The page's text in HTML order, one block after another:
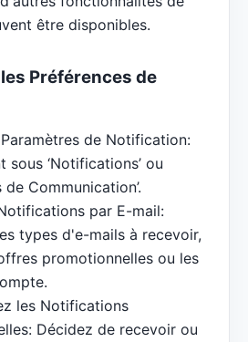
être disponibles.
Préférences de
de Notification:
sous ‘Notifications’ ou
de Communication’.
par E-mail:
types d'e-mails à recevoir,
promotionnelles ou les
les Notifications
Décidez de recevoir ou